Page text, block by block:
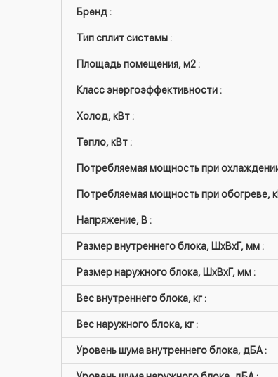
Бренд :
Тип сплит системы :
Площадь помещения, м2 :
Класс энергоэффективности :
Холод, кВт :
Тепло, кВт :
Потребляемая мощность при
Потребляемая мощность при обогреве,
Напряжение, В :
Размер внутреннего блока, ШxВxГ, мм :
Размер наружного блока, ШxВxГ, мм :
Вес внутреннего блока, кг :
Вес наружного блока, кг :
Уровень шума внутреннего блока, дБА :